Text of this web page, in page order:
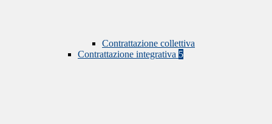
Contrattazione collettiva
Contrattazione integrativa 5